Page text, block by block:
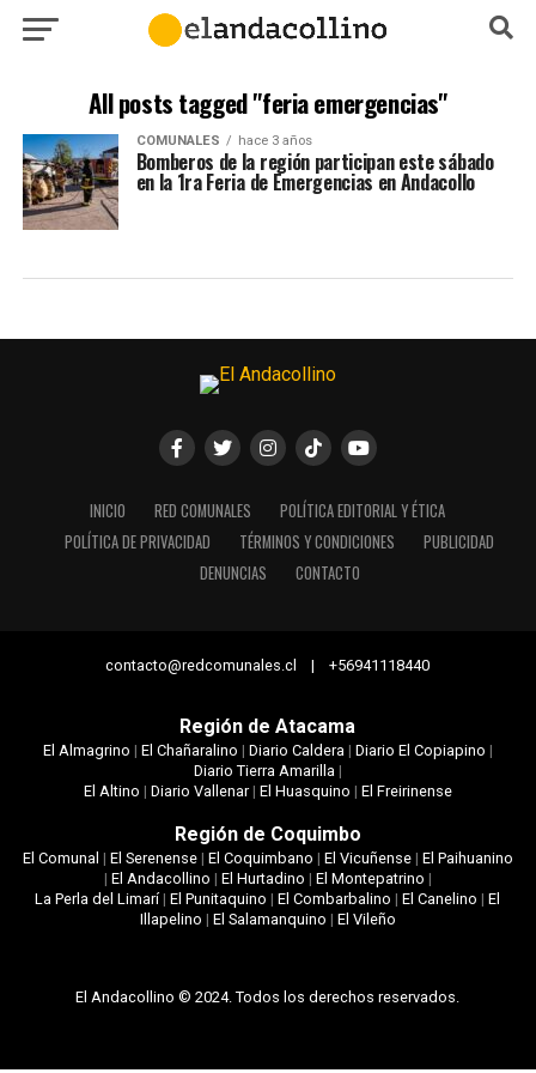
All posts tagged "feria emergencias"
COMUNALES hace 3 años
Bomberos de la región participan este sábado
en la 1ra Feria de Emergencias en Andacollo
INICIO RED COMUNALES
POLÍTICA EDITORIAL Y ÉTICA
POLÍTICA DE PRIVACIDAD
TÉRMINOS Y CONDICIONES
PUBLICIDAD
DENUNCIAS
CONTACTO
contacto@redcomunales.cl | +56941118440
Región de Atacama
El Almagrino | El Chañaralino | Diario Caldera| Diario El Copiapino |
Diario Tierra Amarilla|
El Altino | Diario Vallenar| El Huasquino | El Freirinense
Región de Coquimbo
El Comunal | El Serenense| El Coquimbano | El Vicuñense| El Paihuanino
| El Andacollino | El Hurtadino | El Montepatrino |
La Perla del Limarí|El Punitaquino |El Combarbalino |El Canelino |El
Illapelino | El Salamanquino | El Vileño
El Andacollino © 2024. Todos los derechos reservados.